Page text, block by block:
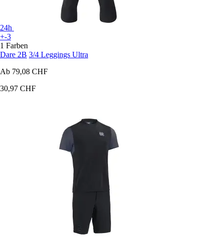
24h
+-3
1 Farben
Dare 2B 3/4 Leggings Ultra
Ab 79,08 CHF
30,97 CHF